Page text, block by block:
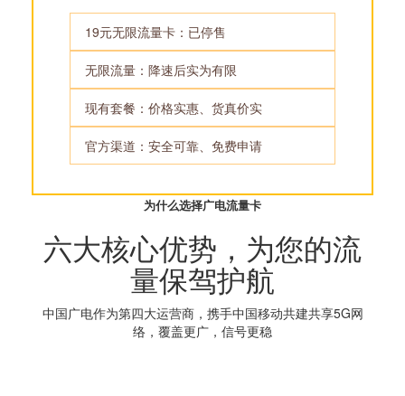
19元无限流量卡：已停售
无限流量：降速后实为有限
现有套餐：价格实惠、货真价实
官方渠道：安全可靠、免费申请
为什么选择广电流量卡
六大核心优势，为您的流
量保驾护航
中国广电作为第四大运营商，携手中国移动共建共享5G网
络，覆盖更广，信号更稳